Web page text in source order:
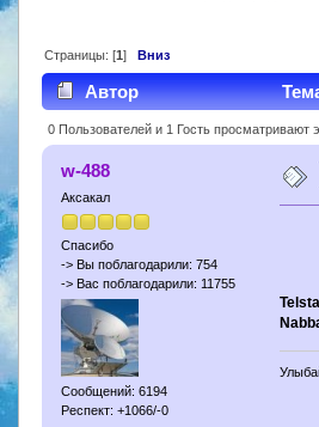
Страницы: [1] Вниз
Автор
0 Пользователей и 1 Гость просматривают
w-488
Аксакал
Спасибо
-> Вы поблагодарили: 754
-> Вас поблагодарили: 11755
Сообщений: 6194
Респект: +1066/-0